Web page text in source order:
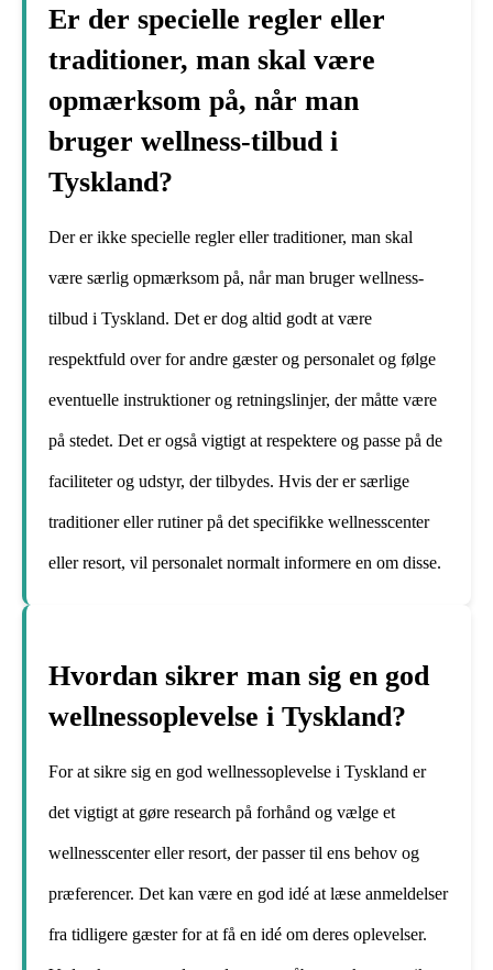
Er der specielle regler eller
traditioner, man skal være
opmærksom på, når man
bruger wellness-tilbud i
Tyskland?
Der er ikke specielle regler eller traditioner, man skal
være særlig opmærksom på, når man bruger wellness-
tilbud i Tyskland. Det er dog altid godt at være
respektfuld over for andre gæster og personalet og følge
eventuelle instruktioner og retningslinjer, der måtte være
på stedet. Det er også vigtigt at respektere og passe på de
faciliteter og udstyr, der tilbydes. Hvis der er særlige
traditioner eller rutiner på det specifikke wellnesscenter
eller resort, vil personalet normalt informere en om disse.
Hvordan sikrer man sig en god
wellnessoplevelse i Tyskland?
For at sikre sig en god wellnessoplevelse i Tyskland er
det vigtigt at gøre research på forhånd og vælge et
wellnesscenter eller resort, der passer til ens behov og
præferencer. Det kan være en god idé at læse anmeldelser
fra tidligere gæster for at få en idé om deres oplevelser.